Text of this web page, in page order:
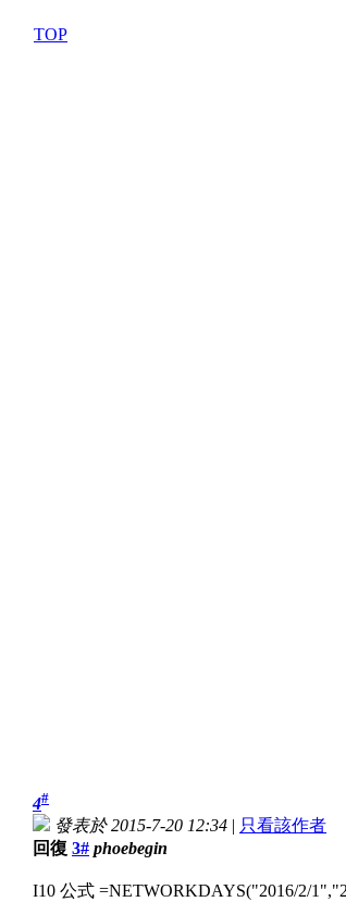
TOP
4#
發表於 2015-7-20 12:34 | 只看該作者
回復 3# phoebegin
I10 公式 =NETWORKDAYS("2016/2/